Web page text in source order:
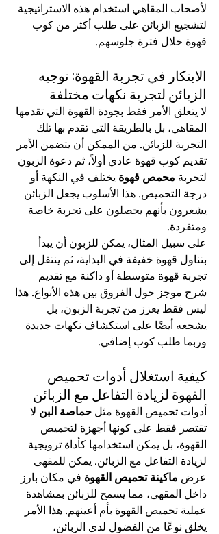
لأصحاب المقاهي استخدام هذه الاستراتيجية
لتشجيع الزبائن على طلب أكثر من كوب
قهوة خلال فترة جلوسهم.
الابتكار في تجربة القهوة: توجيه
الزبائن لتجربة نكهات مختلفة
لا يتعلق الأمر فقط بجودة القهوة التي تقدمها
المقاهي، بل بالطريقة التي تقدم بها تلك
التجربة للزبائن. من الممكن أن يتضمن الأمر
تقديم كوب قهوة عادي أولاً، ثم دعوة الزبون
لتجربة محمص قهوة يختلف في النكهة أو
درجة التحميص. هذا الأسلوب يجعل الزبائن
يشعرون بأنهم يحصلون على تجربة خاصة
ومتفردة.
على سبيل المثال، يمكن للزبون أن يبدأ
بتناول قهوة خفيفة في البداية، ثم ينتقل إلى
تجربة قهوة متوسطة أو داكنة مع تقديم
شرح موجز حول الفروق بين هذه الأنواع. هذا
ليس فقط يعزز من تجربة الزبون، بل
يشجعه أيضًا على استكشاف نكهات جديدة
وربما طلب كوب إضافي.
كيفية استغلال أدوات تحميص
القهوة لزيادة التفاعل مع الزبائن
أدوات تحميص القهوة مثل حماصة البن لا
تقتصر فقط على كونها أجهزة لتحميص
القهوة، بل يمكن استخدامها كأداة ترويجية
لزيادة التفاعل مع الزبائن. يمكن للمقهى
عرض ماكينة تحميص القهوة في مكان بارز
داخل المقهى، مما يسمح للزبائن بمشاهدة
عملية تحميص القهوة بأم أعينهم. هذا الأمر
يخلق نوعًا من الفضول لدى الزبائن،